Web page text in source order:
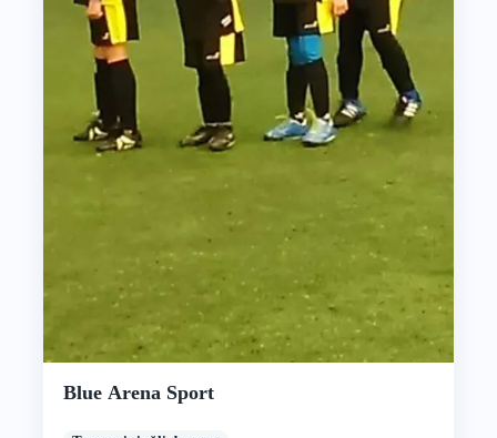
Blue Arena Sport